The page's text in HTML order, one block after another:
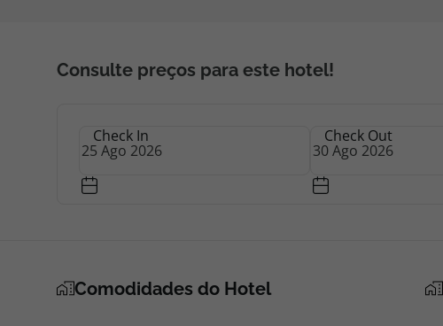
Consulte preços para este hotel!
Check In Check Out
Comodidades do Hotel